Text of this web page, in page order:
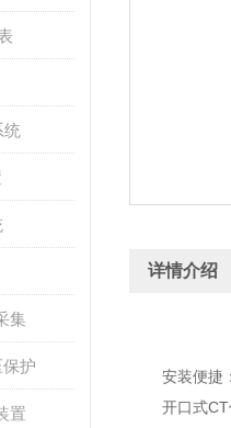
统
集
护
置
详情介绍
安装便捷
开口式